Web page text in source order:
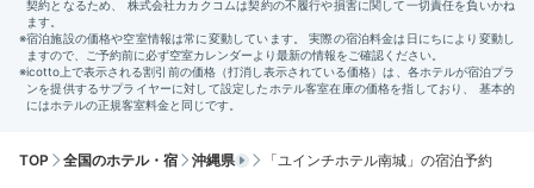
TOP 全国のホテル・宿 沖縄県 「ユインチホテル南城」の宿泊予約